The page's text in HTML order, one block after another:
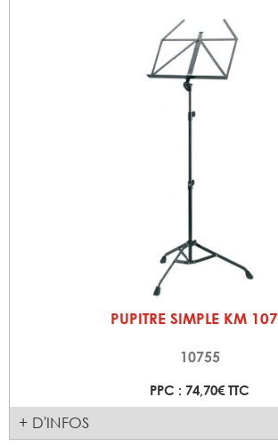
PUPITRE SIMPLE KM 107
10755
PPC : 74,70€ TTC
+ D'INFOS